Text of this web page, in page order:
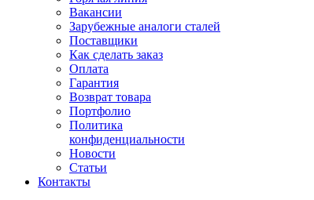
Вакансии
Зарубежные аналоги сталей
Поставщики
Как сделать заказ
Оплата
Гарантия
Возврат товара
Портфолио
Политика
конфиденциальности
Новости
Статьи
Контакты